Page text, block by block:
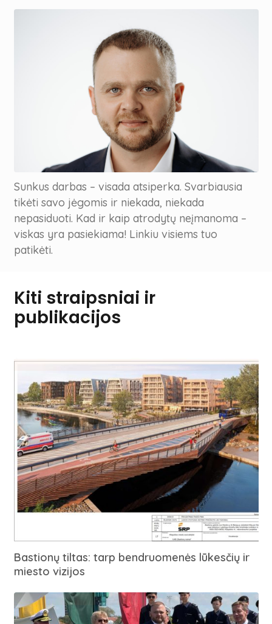
Sunkus darbas – visada atsiperka. Svarbiausia
tikėti savo jėgomis ir niekada, niekada
nepasiduoti. Kad ir kaip atrodytų neįmanoma –
viskas yra pasiekiama! Linkiu visiems tuo
patikėti.
Kiti straipsniai ir
publikacijos
Bastionų tiltas: tarp bendruomenės lūkesčių ir
miesto vizijos